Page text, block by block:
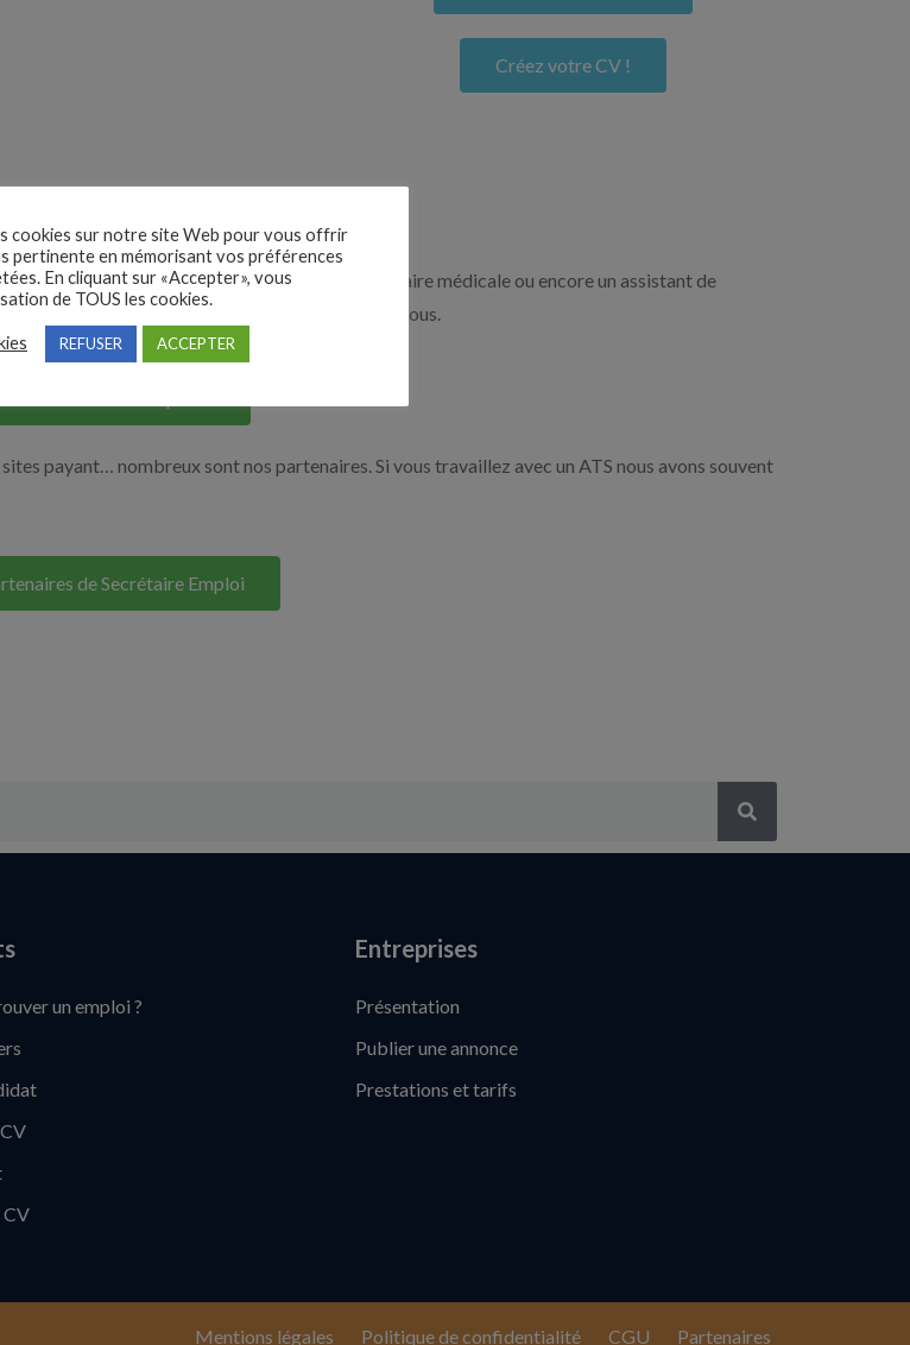
Créez votre CV !
par exemple un hôte d’accueil, un secrétaire médicale ou encore un assistant de
aider à recruter en cliquant sur le bouton ci-dessous.
payant… nombreux sont nos partenaires. Si vous travaillez avec un ATS nous avons souvent
de Secrétaire Emploi
un emploi ?
CV
Entreprises
Présentation
Publier une annonce
Prestations et tarifs
Mentions légales Politique de confidentialité CGU Partenaires
cookies sur notre site Web pour vous offrir
pertinente en mémorisant vos préférences
En cliquant sur «Accepter», vous
de TOUS les cookies.
REFUSER ACCEPTER